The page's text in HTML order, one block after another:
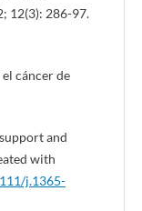
12(3): 286-97.
cáncer de
and
with
j.1365-